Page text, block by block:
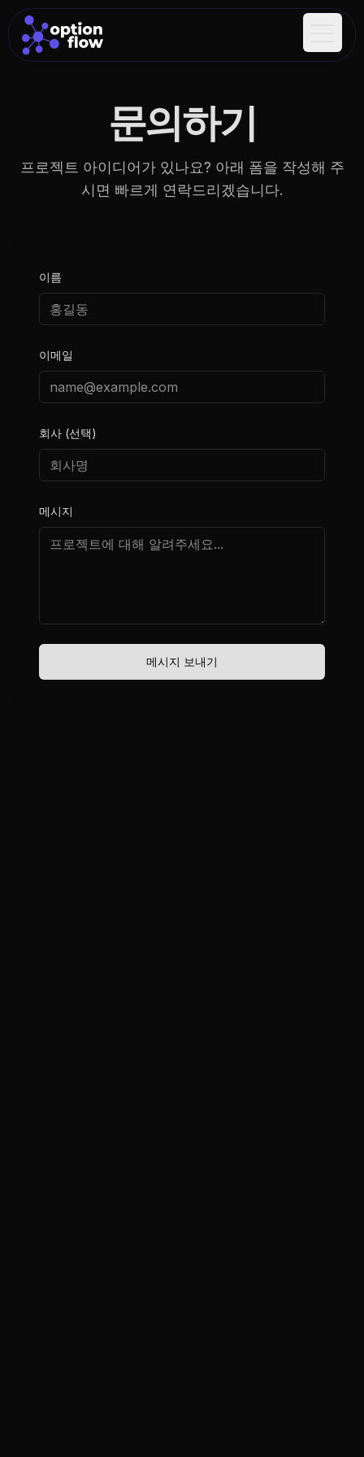
Open
>
>
>
>
문의하기
프로젝트 아이디어가 있나요? 아래 폼을 작성해 주
시면 빠르게 연락드리겠습니다.
이름
이메일
회사 (선택)
메시지
메시지 보내기